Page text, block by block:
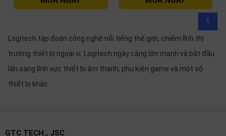
1
Logitech tập đoàn công nghệ nổi tiếng thế giới, chiếm lĩnh thị
trường thiết bị ngoại vi. Logitech ngày càng lớn mạnh và bắt đầu
lấn sang lĩnh vực thiết bị âm thanh, phụ kiện game và một số
thiết bị khác
GTC TECH., JSC
Liên
hệ
Giới